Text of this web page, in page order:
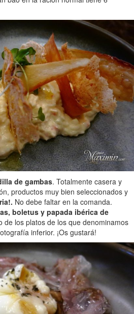
de gambas. Totalmente casera y
productos muy bien seleccionados y
No debe faltar en la comanda.
boletus y papada ibérica de
de los platos de los que denominamos
inferior. ¡Os gustará!